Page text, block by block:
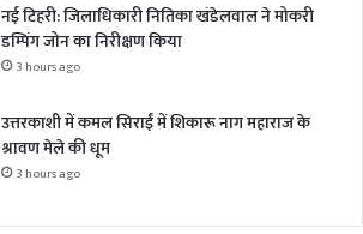
नई टिहरी: जिलाधिकारी नितिका खंडेलवाल ने मोकरी
डम्पिंग जोन का निरीक्षण किया
3 hours ago
उत्तरकाशी में कमल सिराईं में शिकारू नाग महाराज के
श्रावण मेले की धूम
3 hours ago